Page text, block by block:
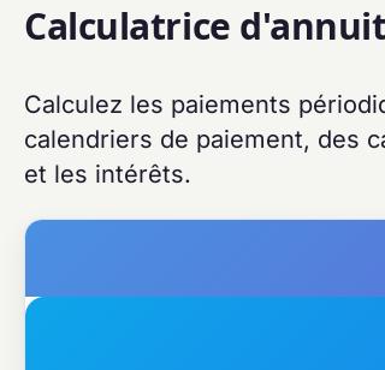
Calculatrice
Calculez les paiements
calendriers de paiement, des
et les intérêts.